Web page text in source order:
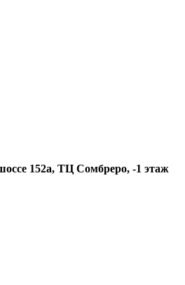
152а, ТЦ Сомбреро, -1 этаж